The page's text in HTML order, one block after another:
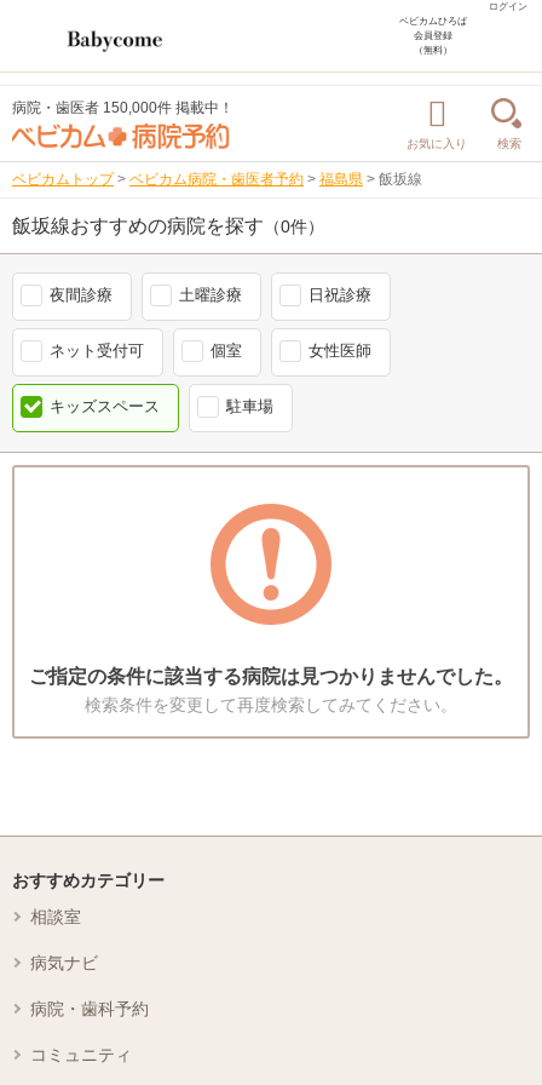
ログイン
ベビカムひろば
会員登録
（無料）
病院・歯医者 150,000件 掲載中！
お気に入り 検索
ベビカムトップ > ベビカム病院・歯医者予約 > 福島県 > 飯坂線
飯坂線おすすめの病院を探す （0件）
夜間診療 土曜診療 日祝診療
ネット受付可 個室 女性医師
キッズスペース 駐車場
ご指定の条件に該当する病院は見つかりませんでした。
検索条件を変更して再度検索してみてください。
おすすめカテゴリー
相談室
病気ナビ
病院・歯科予約
コミュニティ